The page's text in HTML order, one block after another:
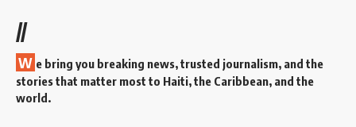
//
W e bring you breaking news, trusted journalism, and the
stories that matter most to Haiti, the Caribbean, and the
world.